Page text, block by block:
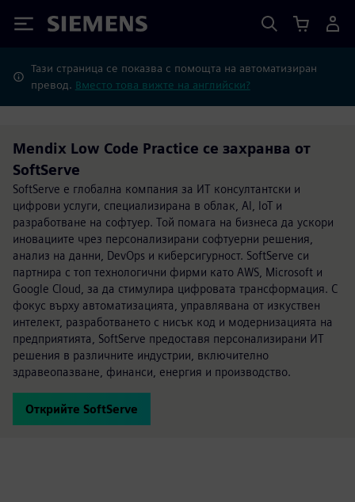
Siemens
Тази страница се показва с помощта на автоматизиран
превод. Вместо това вижте на английски?
Mendix Low Code Practice се захранва от
SoftServe
SoftServe е глобална компания за ИТ консултантски и
цифрови услуги, специализирана в облак, AI, IoT и
разработване на софтуер. Той помага на бизнеса да ускори
иновациите чрез персонализирани софтуерни решения,
анализ на данни, DevOps и киберсигурност. SoftServe си
партнира с топ технологични фирми като AWS, Microsoft и
Google Cloud, за да стимулира цифровата трансформация. С
фокус върху автоматизацията, управлявана от изкуствен
интелект, разработването с нисък код и модернизацията на
предприятията, SoftServe предоставя персонализирани ИТ
решения в различните индустрии, включително
здравеопазване, финанси, енергия и производство.
Открийте SoftServe